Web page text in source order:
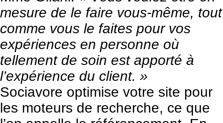
mesure de le faire vous-même, tout
comme vous le faites pour vos
expériences en personne où
tellement de soin est apporté à
l’expérience du client. »
Sociavore optimise votre site pour
les moteurs de recherche, ce que